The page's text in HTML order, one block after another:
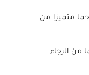
متميزا من
من الرجاء